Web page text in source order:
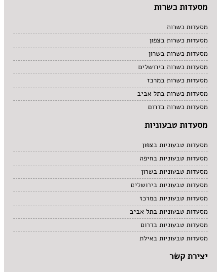
מסעדות כשרות
מסעדות כשרות
מסעדות כשרות בצפון
מסעדות כשרות בשרון
מסעדות כשרות בירושלים
מסעדות כשרות במרכז
מסעדות כשרות בתל אביב
מסעדות כשרות בדרום
מסעדות טבעוניות
מסעדות טבעוניות בצפון
מסעדות טבעוניות בחיפה
מסעדות טבעוניות בשרון
מסעדות טבעוניות בירושלים
מסעדות טבעוניות במרכז
מסעדות טבעוניות בתל אביב
מסעדות טבעוניות בדרום
מסעדות טבעוניות באילת
יצירת קשר